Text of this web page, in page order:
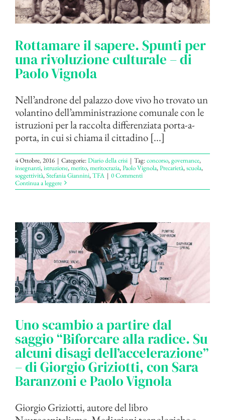
Rottamare il sapere. Spunti per
una rivoluzione culturale – di
Paolo Vignola
Nell’androne del palazzo dove vivo ho trovato un
volantino dell’amministrazione comunale con le
istruzioni per la raccolta differenziata porta-a-
porta, in cui si chiama il cittadino [...]
4 Ottobre, 2016 | Categorie:Diario della crisi | Tag:concorso,governance,
insegnanti,istruzione,merito,meritocrazia,Paolo Vignola,Precarietà,scuola,
soggettività,Stefania Giannini,TFA | 0 Commenti
Continua a leggere
Uno scambio a partire dal
saggio “Biforcare alla radice. Su
alcuni disagi dell’accelerazione”
– di Giorgio Griziotti, con Sara
Baranzoni e Paolo Vignola
Giorgio Griziotti, autore del libro